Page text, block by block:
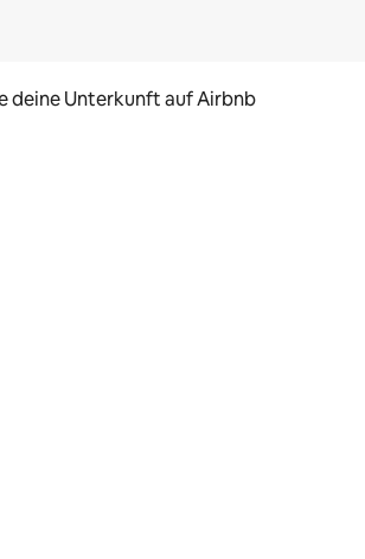
deine Unterkunft auf Airbnb